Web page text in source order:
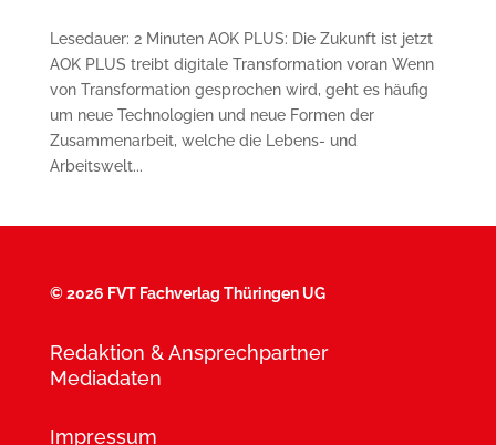
Lesedauer: 2 Minuten AOK PLUS: Die Zukunft ist jetzt
AOK PLUS treibt digitale Transformation voran Wenn
von Transformation gespro­chen wird, geht es häufig
um neue Tech­nologien und neue Formen der
Zusammenarbeit, wel­che die Le­bens- und
Arbeitswelt...
©2026 FVT Fachverlag Thüringen UG
Redaktion & Ansprechpartner
Mediadaten
Impressum